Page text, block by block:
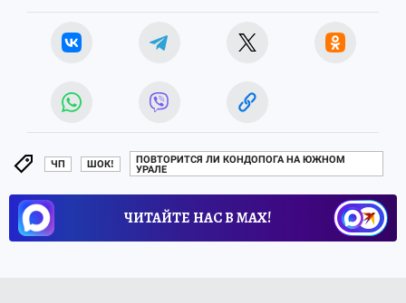
ЧП ШОК!
ПОВТОРИТСЯ ЛИ КОНДОПОГА НА ЮЖНОМ
УРАЛЕ
ЧИТАЙТЕ НАС В МАХ!